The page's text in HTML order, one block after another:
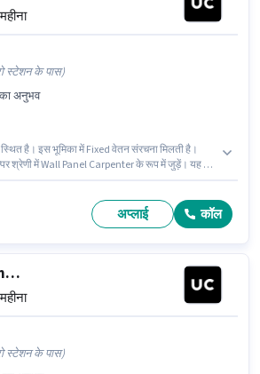
स्टेशन के पास)
का अनुभव
स्थित है। इस भूमिका में Fixed वेतन संरचना मिलती है।
श्रेणी में Wall Panel Carpenter के रूप में जुड़ें। यह पद
भूमिका के लिए उपयुक्त हैं।
अप्लाई कॉल
Wall Panel Carpenter
स्टेशन के पास)